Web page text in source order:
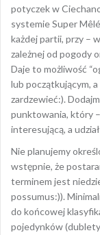
potyczek w
systemie Super
każdej partii, przy –
zależnej od pogody
Daje to możliwość
lub początkującym,
zardzewieć:).
punktowania, który
interesującą, a
Nie planujemy
wstępnie, że
terminem jest
possumus:)).
do końcowej
pojedynków